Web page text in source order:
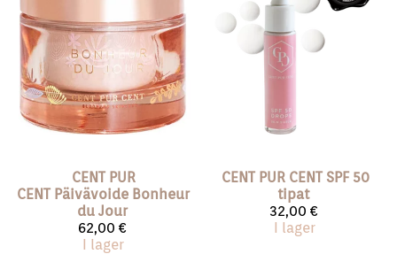
CENT PUR
CENT Päivävoide Bonheur
du Jour
62,00 €
I lager
CENT PUR CENT SPF 50
tipat
32,00 €
I lager